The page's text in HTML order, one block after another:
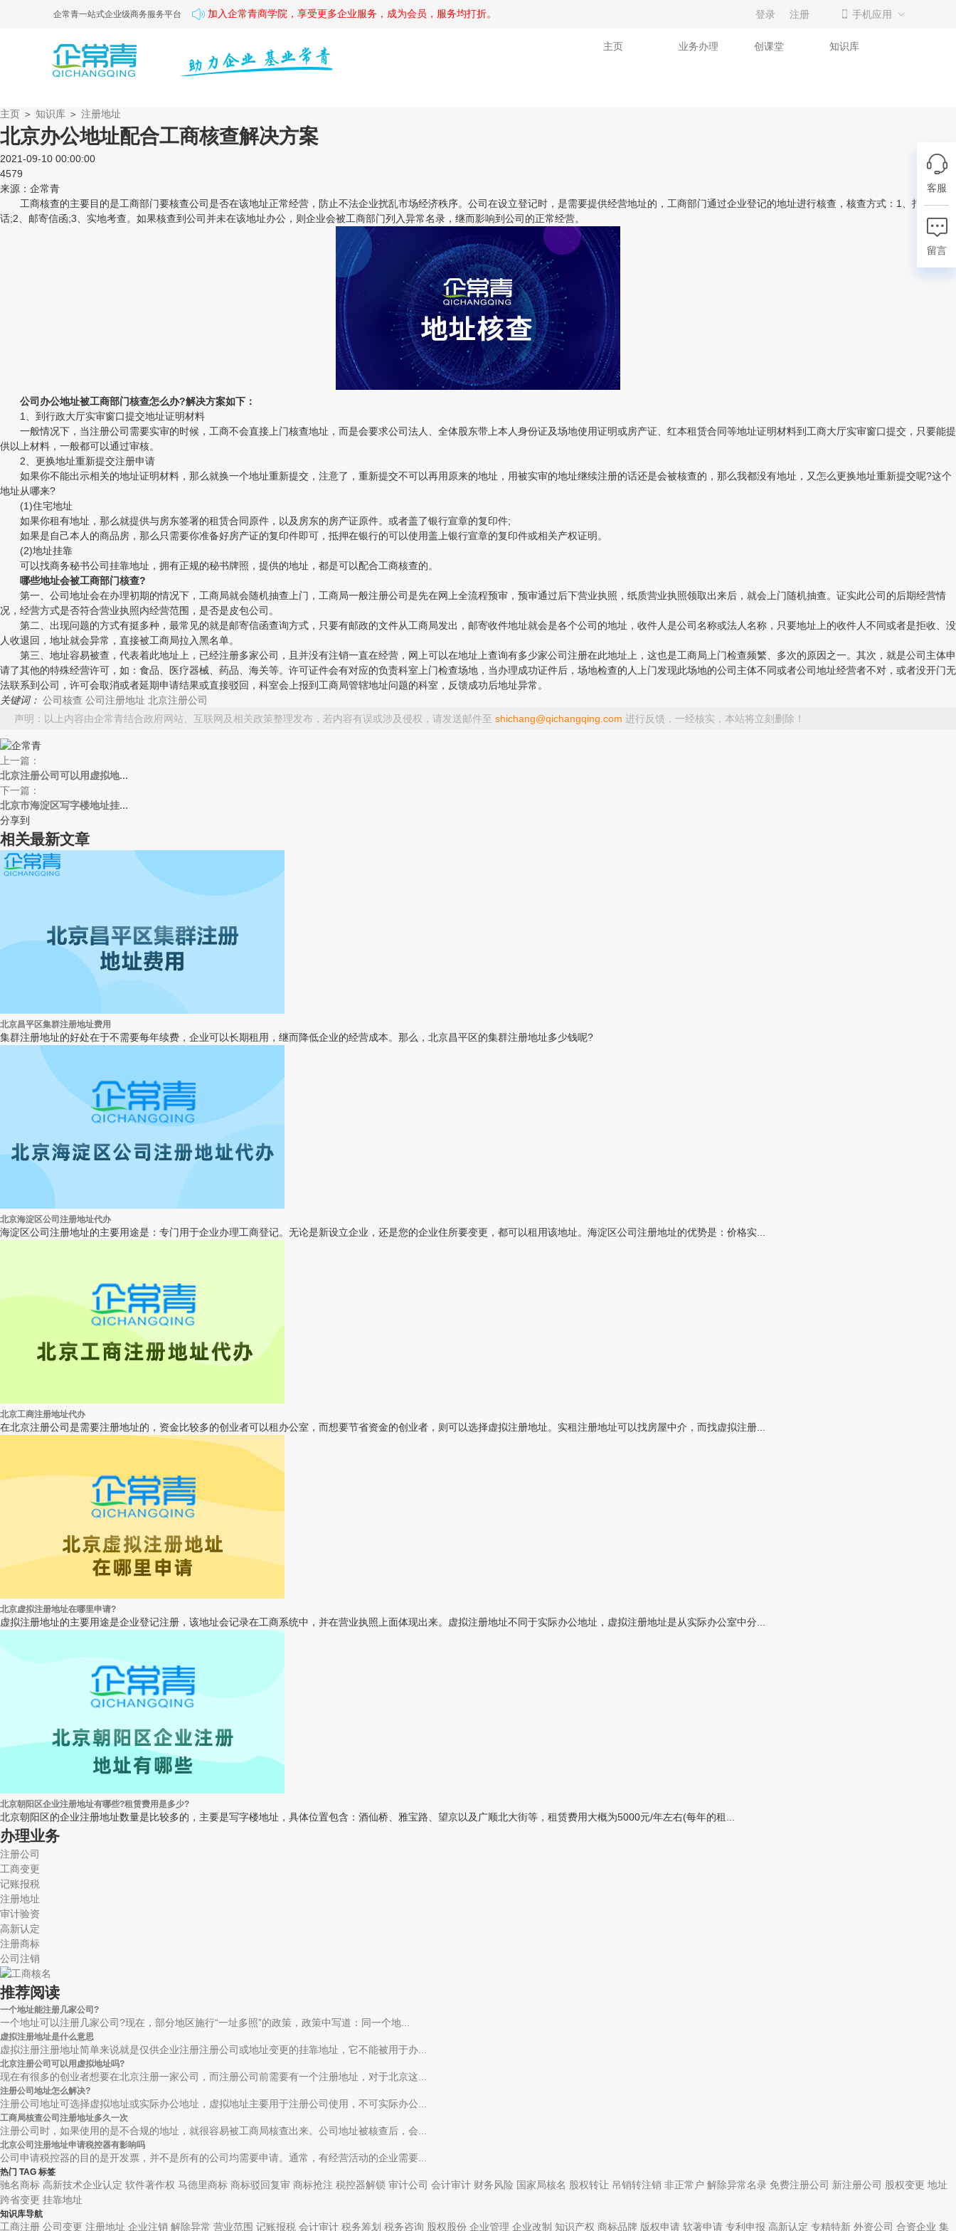
登录 注册 手机应用
企常青一站式企业级商务服务平台 加入企常青商学院，享受更多企业服务，成为会员，服务均打折。
主页 业务办理 创课堂 知识库
主页 ＞ 知识库 ＞ 注册地址
北京办公地址配合工商核查解决方案
2021-09-10 00:00:00
4579
来源：企常青
工商核查的主要目的是工商部门要核查公司是否在该地址正常经营，防止不法企业扰乱市场经济秩序。公司在设立登记时，是需要提供经营地址的，工商部门通过企业登记的地址进行核查，核查方式：1、打电
话;2、邮寄信函;3、实地考查。如果核查到公司并未在该地址办公，则企业会被工商部门列入异常名录，继而影响到公司的正常经营。
公司办公地址被工商部门核查怎么办?解决方案如下：
1、到行政大厅实审窗口提交地址证明材料
一般情况下，当注册公司需要实审的时候，工商不会直接上门核查地址，而是会要求公司法人、全体股东带上本人身份证及场地使用证明或房产证、红本租赁合同等地址证明材料到工商大厅实审窗口提交，只要能提
供以上材料，一般都可以通过审核。
2、更换地址重新提交注册申请
如果你不能出示相关的地址证明材料，那么就换一个地址重新提交，注意了，重新提交不可以再用原来的地址，用被实审的地址继续注册的话还是会被核查的，那么我都没有地址，又怎么更换地址重新提交呢?这个
地址从哪来?
(1)住宅地址
如果你租有地址，那么就提供与房东签署的租赁合同原件，以及房东的房产证原件。或者盖了银行宣章的复印件;
如果是自己本人的商品房，那么只需要你准备好房产证的复印件即可，抵押在银行的可以使用盖上银行宣章的复印件或相关产权证明。
(2)地址挂靠
可以找商务秘书公司挂靠地址，拥有正规的秘书牌照，提供的地址，都是可以配合工商核查的。
哪些地址会被工商部门核查?
第一、公司地址会在办理初期的情况下，工商局就会随机抽查上门，工商局一般注册公司是先在网上全流程预审，预审通过后下营业执照，纸质营业执照领取出来后，就会上门随机抽查。证实此公司的后期经营情
况，经营方式是否符合营业执照内经营范围，是否是皮包公司。
第二、出现问题的方式有挺多种，最常见的就是邮寄信函查询方式，只要有邮政的文件从工商局发出，邮寄收件地址就会是各个公司的地址，收件人是公司名称或法人名称，只要地址上的收件人不同或者是拒收、没
人收退回，地址就会异常，直接被工商局拉入黑名单。
第三、地址容易被查，代表着此地址上，已经注册多家公司，且并没有注销一直在经营，网上可以在地址上查询有多少家公司注册在此地址上，这也是工商局上门检查频繁、多次的原因之一。其次，就是公司主体申
请了其他的特殊经营许可，如：食品、医疗器械、药品、海关等。许可证件会有对应的负责科室上门检查场地，当办理成功证件后，场地检查的人上门发现此场地的公司主体不同或者公司地址经营者不对，或者没开门无
法联系到公司，许可会取消或者延期申请结果或直接驳回，科室会上报到工商局管辖地址问题的科室，反馈成功后地址异常。
关键词： 公司核查 公司注册地址 北京注册公司
声明：以上内容由企常青结合政府网站、互联网及相关政策整理发布，若内容有误或涉及侵权，请发送邮件至 shichang@qichangqing.com 进行反馈，一经核实，本站将立刻删除！
上一篇：
北京注册公司可以用虚拟地...
下一篇：
北京市海淀区写字楼地址挂...
分享到
相关最新文章
北京昌平区集群注册地址费用
集群注册地址的好处在于不需要每年续费，企业可以长期租用，继而降低企业的经营成本。那么，北京昌平区的集群注册地址多少钱呢?
北京海淀区公司注册地址代办
海淀区公司注册地址的主要用途是：专门用于企业办理工商登记。无论是新设立企业，还是您的企业住所要变更，都可以租用该地址。海淀区公司注册地址的优势是：价格实...
北京工商注册地址代办
在北京注册公司是需要注册地址的，资金比较多的创业者可以租办公室，而想要节省资金的创业者，则可以选择虚拟注册地址。实租注册地址可以找房屋中介，而找虚拟注册...
北京虚拟注册地址在哪里申请?
虚拟注册地址的主要用途是企业登记注册，该地址会记录在工商系统中，并在营业执照上面体现出来。虚拟注册地址不同于实际办公地址，虚拟注册地址是从实际办公室中分...
北京朝阳区企业注册地址有哪些?租赁费用是多少?
北京朝阳区的企业注册地址数量是比较多的，主要是写字楼地址，具体位置包含：酒仙桥、雅宝路、望京以及广顺北大街等，租赁费用大概为5000元/年左右(每年的租...
办理业务
注册公司
工商变更
记账报税
注册地址
审计验资
高新认定
注册商标
公司注销
推荐阅读
一个地址能注册几家公司?
一个地址可以注册几家公司?现在，部分地区施行“一址多照”的政策，政策中写道：同一个地...
虚拟注册地址是什么意思
虚拟注册注册地址简单来说就是仅供企业注册注册公司或地址变更的挂靠地址，它不能被用于办...
北京注册公司可以用虚拟地址吗?
现在有很多的创业者想要在北京注册一家公司，而注册公司前需要有一个注册地址，对于北京这...
注册公司地址怎么解决?
注册公司地址可选择虚拟地址或实际办公地址，虚拟地址主要用于注册公司使用，不可实际办公...
工商局核查公司注册地址多久一次
注册公司时，如果使用的是不合规的地址，就很容易被工商局核查出来。公司地址被核查后，会...
北京公司注册地址申请税控器有影响吗
公司申请税控器的目的是开发票，并不是所有的公司均需要申请。通常，有经营活动的企业需要...
热门 TAG 标签
驰名商标 高新技术企业认定 软件著作权 马德里商标 商标驳回复审 商标抢注 税控器解锁 审计公司 会计审计 财务风险 国家局核名 股权转让 吊销转注销 非正常户 解除异常名录 免费注册公司 新注册公司 股权变更 地址
跨省变更 挂靠地址
知识库导航
工商注册 公司变更 注册地址 企业注销 解除异常 营业范围 记账报税 会计审计 税务筹划 税务咨询 股权股份 企业管理 企业改制 知识产权 商标品牌 版权申请 软著申请 专利申报 高新认定 专精特新 外资公司 合资企业 集
客服
留言